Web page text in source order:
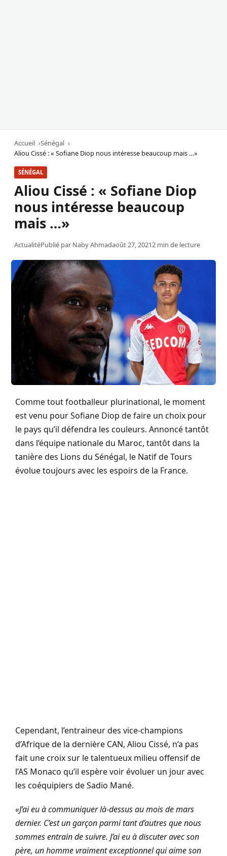
Accueil
Sénégal
Aliou Cissé : « Sofiane Diop nous intéresse beaucoup mais …»
SÉNÉGAL
Aliou Cissé : « Sofiane Diop
nous intéresse beaucoup
mais …»
ActualitéPublié par Naby Ahmadaoût 27, 20212 min de lecture
Comme tout footballeur plurinational, le moment
est venu pour Sofiane Diop de faire un choix pour
le pays qu’il défendra les couleurs. Annoncé tantôt
dans l’équipe nationale du Maroc, tantôt dans la
tanière des Lions du Sénégal, le Natif de Tours
évolue toujours avec les espoirs de la France.
Cependant, l’entraineur des vice-champions
d’Afrique de la dernière CAN, Aliou Cissé, n’a pas
fait une croix sur le talentueux milieu offensif de
l’AS Monaco qu’il espère voir évoluer un jour avec
les coéquipiers de Sadio Mané.
«J’ai eu à communiquer là-dessus au mois de mars
dernier. C’est un garçon parmi tant d’autres que nous
sommes entrain de suivre. J’ai eu à discuter avec son
père, un homme vraiment exceptionnel qui aime son